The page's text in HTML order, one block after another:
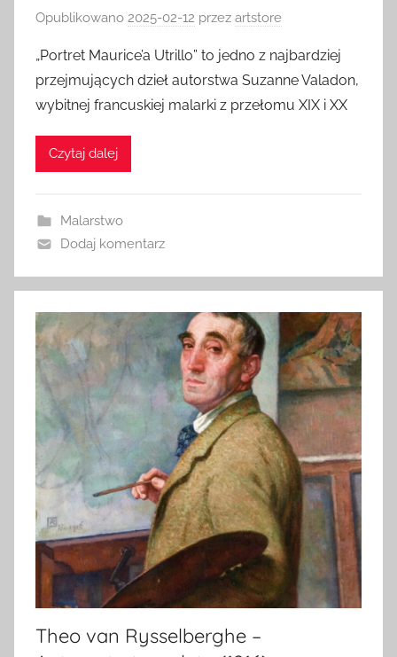
Opublikowano 2025-02-12 przez artstore
„Portret Maurice’a Utrillo” to jedno z najbardziej
przejmujących dzieł autorstwa Suzanne Valadon,
wybitnej francuskiej malarki z przełomu XIX i XX
Czytaj dalej
Malarstwo
Dodaj komentarz
Theo van Rysselberghe –